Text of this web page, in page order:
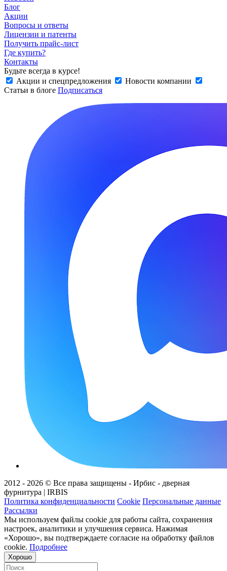
Блог
Акции
Вопросы и ответы
Лицензии и патенты
Получить прайс-лист
Где купить?
Контакты
Будьте всегда в курсе!
Акции и спецпредложения
Новости компании
Статьи в блоге Подписаться
2012 - 2026 © Все права защищены - Ирбис - дверная
фурнитура | IRBIS
Политика конфиденциальности Cookie Персональные данные
Рассылки
Мы используем файлы cookie для работы сайта, сохранения
настроек, аналитики и улучшения сервиса. Нажимая
«Хорошо», вы подтверждаете согласие на обработку файлов
cookie. Подробнее
Хорошо